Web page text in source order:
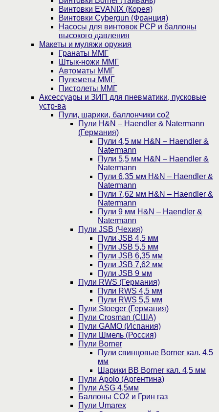
Винтовки EVANIX (Корея)
Винтовки Cybergun (Франция)
Насосы для винтовок PCP и баллоны
высокого давления
Макеты и муляжи оружия
Гранаты ММГ
Штык-ножи ММГ
Автоматы ММГ
Пулеметы ММГ
Пистолеты ММГ
Аксессуары и ЗИП для пневматики, пусковые
устр-ва
Пули, шарики, баллончики со2
Пули H&N – Haendler & Natermann
(Германия)
Пули 4,5 мм H&N – Haendler &
Natermann
Пули 5,5 мм H&N – Haendler &
Natermann
Пули 6,35 мм H&N – Haendler &
Natermann
Пули 7,62 мм H&N – Haendler &
Natermann
Пули 9 мм H&N – Haendler &
Natermann
Пули JSB (Чехия)
Пули JSB 4,5 мм
Пули JSB 5,5 мм
Пули JSB 6,35 мм
Пули JSB 7,62 мм
Пули JSB 9 мм
Пули RWS (Германия)
Пули RWS 4,5 мм
Пули RWS 5,5 мм
Пули Stoeger (Германия)
Пули Crosman (США)
Пули GAMO (Испания)
Пули Шмель (Россия)
Пули Borner
Пули свинцовые Borner кал. 4,5
мм
Шарики BB Borner кал. 4,5 мм
Пули Apolo (Аргентина)
Пули ASG 4,5мм
Баллоны CO2 и Грин газ
Пули Umarex